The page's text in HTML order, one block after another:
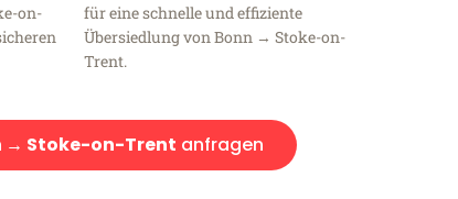
on-
für eine schnelle und effiziente
Übersiedlung von Bonn → Stoke-on-
Trent.
→ Stoke-on-Trent anfragen